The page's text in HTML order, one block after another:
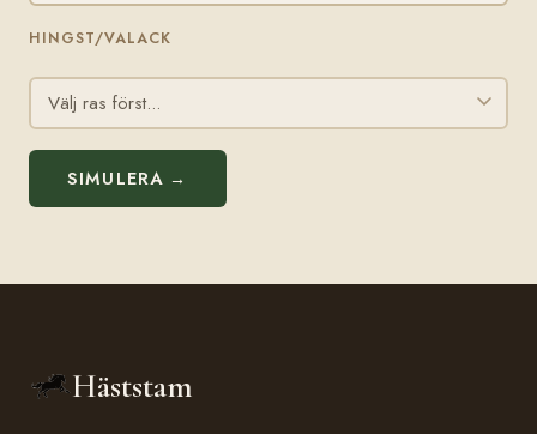
HINGST/VALACK
SIMULERA →
Häststam